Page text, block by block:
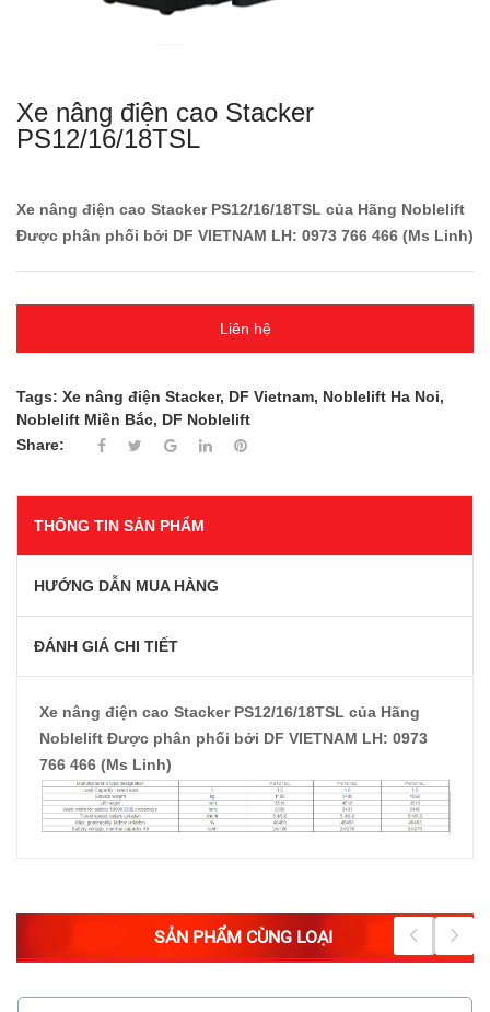
Xe nâng điện cao Stacker
PS12/16/18TSL
Xe nâng điện cao Stacker PS12/16/18TSL của Hãng Noblelift
Được phân phối bởi DF VIETNAM LH: 0973 766 466 (Ms Linh)
Liên hệ
Tags: Xe nâng điện Stacker, DF Vietnam, Noblelift Ha Noi,
Noblelift Miền Bắc, DF Noblelift
Share:
THÔNG TIN SẢN PHẨM
HƯỚNG DẪN MUA HÀNG
ĐÁNH GIÁ CHI TIẾT
Xe nâng điện cao Stacker PS12/16/18TSL của Hãng
Noblelift Được phân phối bởi DF VIETNAM LH: 0973
766 466 (Ms Linh)
SẢN PHẨM CÙNG LOẠI